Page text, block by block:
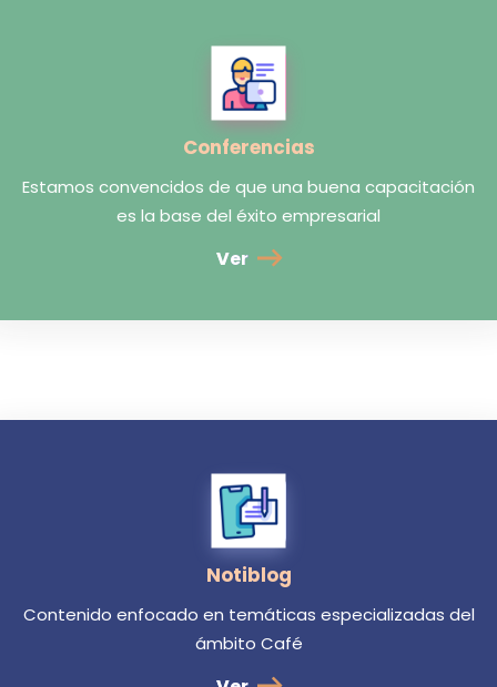
Conferencias
Estamos convencidos de que una buena capacitación
es la base del éxito empresarial
Ver
Notiblog
Contenido enfocado en temáticas especializadas del
ámbito Café